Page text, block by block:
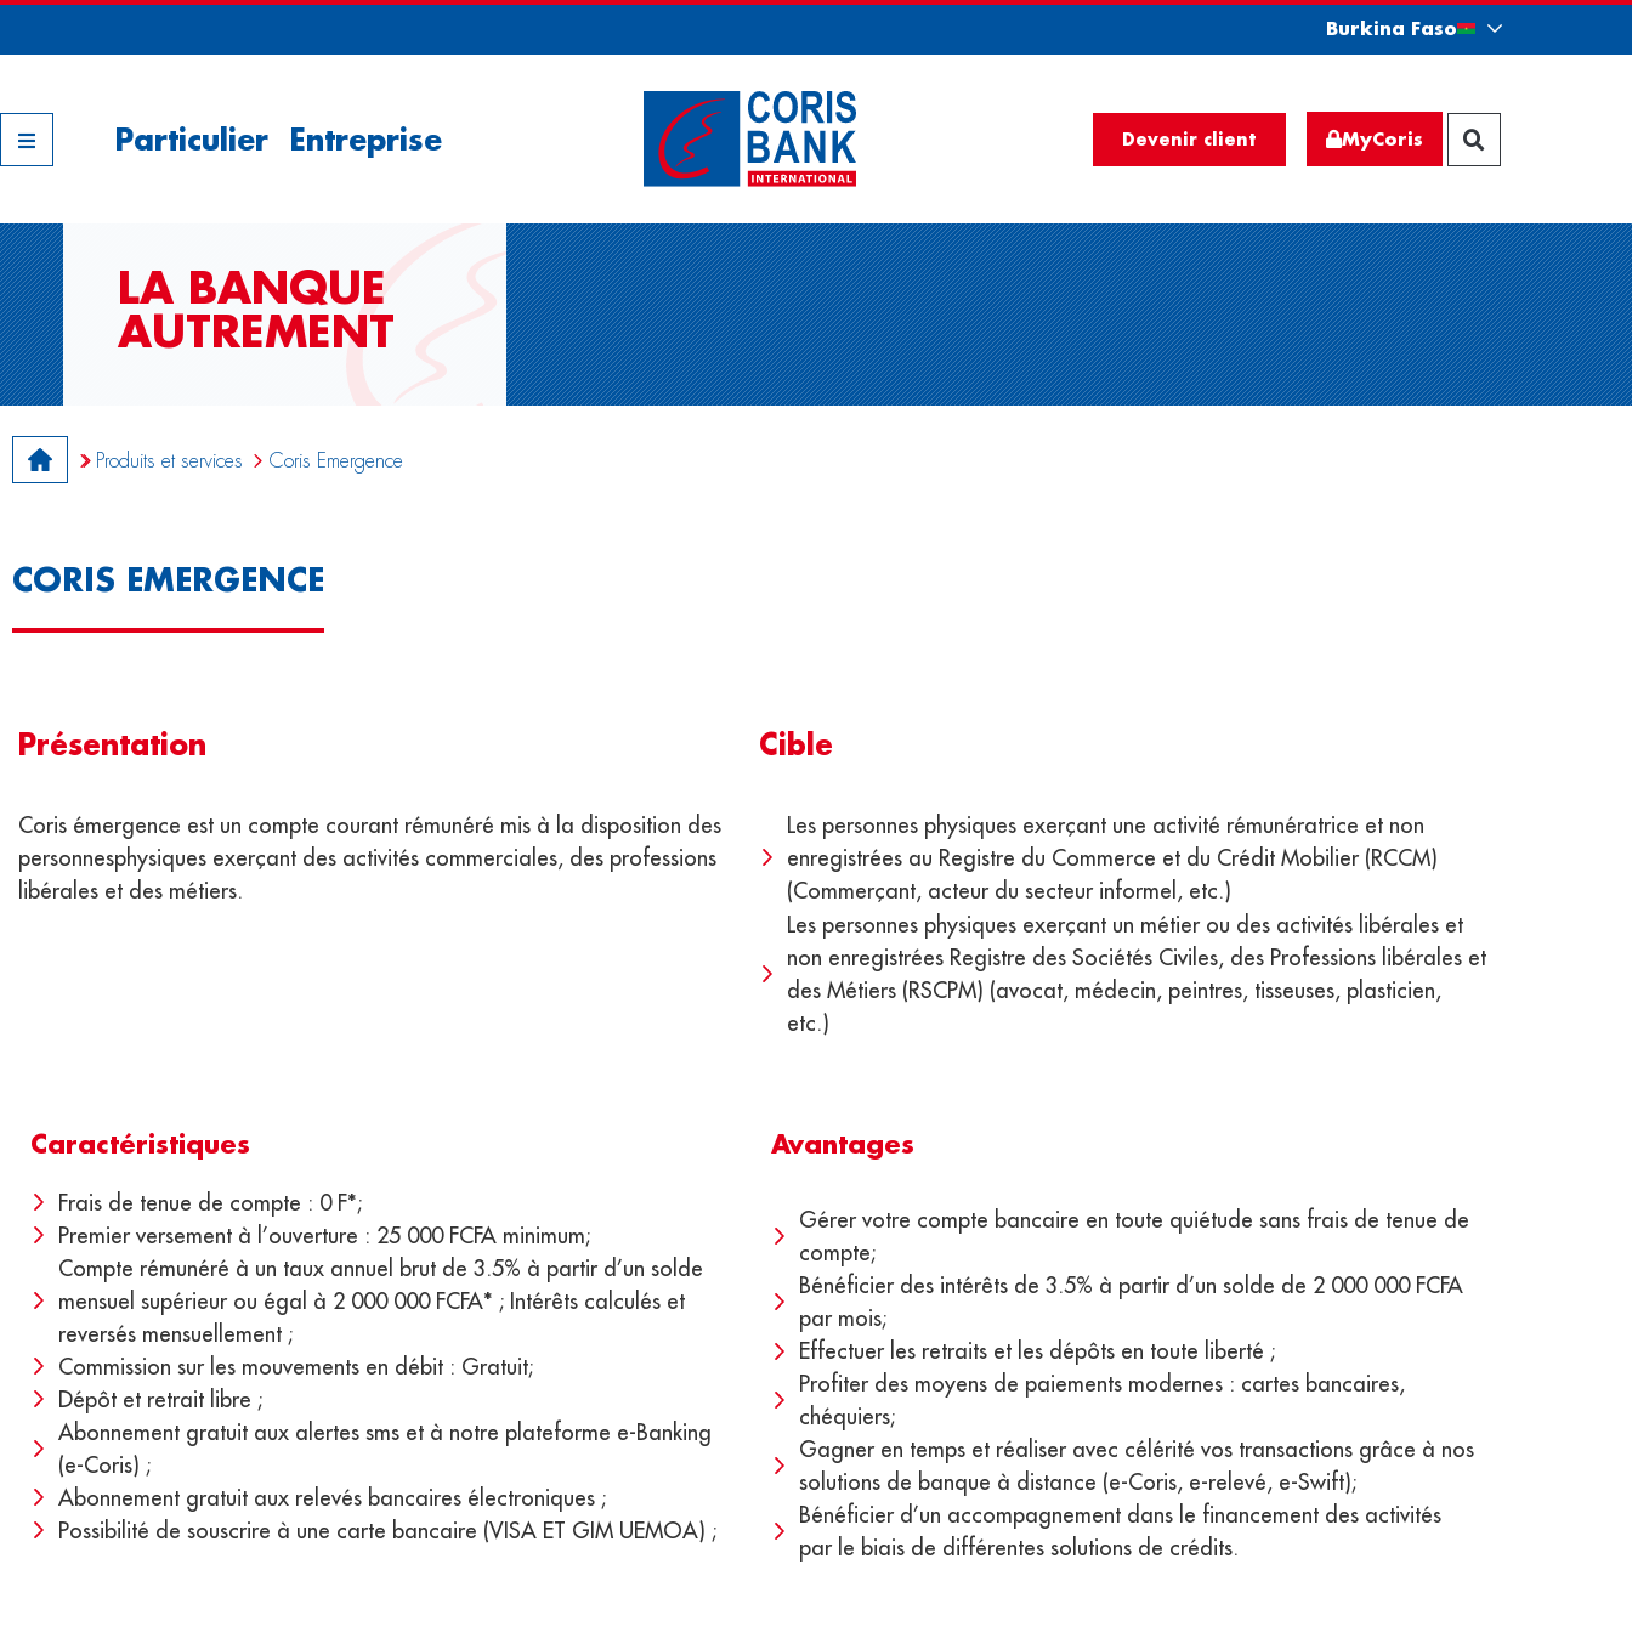
Burkina Faso
Particulier Entreprise Devenir client MyCoris
LA BANQUE
AUTREMENT
Produits et services Coris Emergence
CORIS EMERGENCE
Présentation
Coris émergence est un compte courant rémunéré mis à la disposition des
personnesphysiques exerçant des activités commerciales, des professions
libérales et des métiers.
Cible
Les personnes physiques exerçant une activité rémunératrice et non
enregistrées au Registre du Commerce et du Crédit Mobilier (RCCM)
(Commerçant, acteur du secteur informel, etc.)
Les personnes physiques exerçant un métier ou des activités libérales et
non enregistrées Registre des Sociétés Civiles, des Professions libérales et
des Métiers (RSCPM) (avocat, médecin, peintres, tisseuses, plasticien,
etc.)
Caractéristiques
Frais de tenue de compte : 0 F*;
Premier versement à l’ouverture : 25 000 FCFA minimum;
Compte rémunéré à un taux annuel brut de 3.5% à partir d’un solde
mensuel supérieur ou égal à 2 000 000 FCFA* ; Intérêts calculés et
reversés mensuellement ;
Commission sur les mouvements en débit : Gratuit;
Dépôt et retrait libre ;
Abonnement gratuit aux alertes sms et à notre plateforme e-Banking
(e-Coris) ;
Abonnement gratuit aux relevés bancaires électroniques ;
Possibilité de souscrire à une carte bancaire (VISA ET GIM UEMOA) ;
Avantages
Gérer votre compte bancaire en toute quiétude sans frais de tenue de
compte;
Bénéficier des intérêts de 3.5% à partir d’un solde de 2 000 000 FCFA
par mois;
Effectuer les retraits et les dépôts en toute liberté ;
Profiter des moyens de paiements modernes : cartes bancaires,
chéquiers;
Gagner en temps et réaliser avec célérité vos transactions grâce à nos
solutions de banque à distance (e-Coris, e-relevé, e-Swift);
Bénéficier d’un accompagnement dans le financement des activités
par le biais de différentes solutions de crédits.